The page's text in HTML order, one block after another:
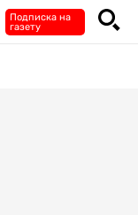
Подписка на
газету